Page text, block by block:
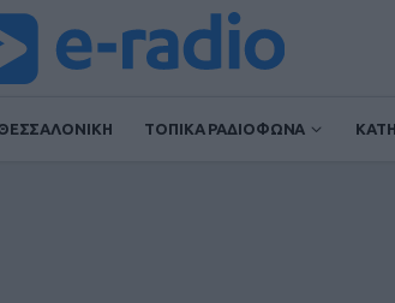
ΤΟΠΙΚΑ ΡΑΔΙΟΦΩΝΑ